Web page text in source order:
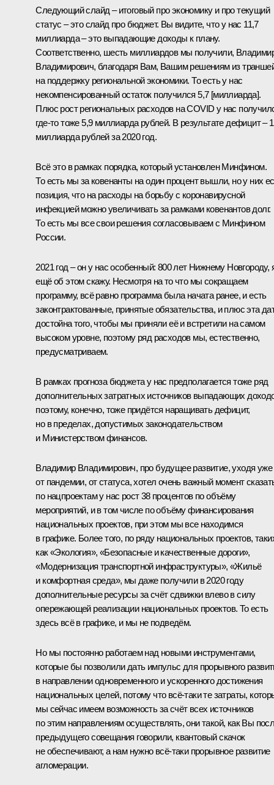
Следующий слайд – итоговый про экономику и про текущий
статус – это слайд про бюджет. Вы видите, что у нас 11,7
миллиарда – это выпадающие доходы к плану.
Соответственно, шесть миллиардов мы получили,
Владимирович, благодаря Вам, Вашим решениям из
на поддержку региональной экономики. То есть у нас
некомпенсированный остаток получился 5,7 [миллиарда].
Плюс рост региональных расходов на COVID у нас
где-то тоже 5,9 миллиарда рублей. В результате дефицит –
миллиарда рублей за 2020 год.
Всё это в рамках порядка, который установлен Минфином.
То есть мы за ковенанты на один процент вышли, но у них
позиция, что на расходы на борьбу с коронавирусной
инфекцией можно увеличивать за рамками ковенантов долг.
То есть мы все свои решения согласовываем с Минфином
России.
2021 год – он у нас особенный: 800 лет Нижнему Новгороду,
ещё об этом скажу. Несмотря на то что мы сокращаем
программу, всё равно программа была начата ранее, и есть
законтрактованные, принятые обязательства, и плюс эта
достойна того, чтобы мы приняли её и встретили на самом
высоком уровне, поэтому ряд расходов мы, естественно,
предусматриваем.
В рамках прогноза бюджета у нас предполагается тоже ряд
дополнительных затратных источников выпадающих
поэтому, конечно, тоже придётся наращивать дефицит,
но в пределах, допустимых законодательством
и Министерством финансов.
Владимир Владимирович, про будущее развитие, уходя уже
от пандемии, от статуса, хотел очень важный момент
по нацпроектам у нас рост 38 процентов по объёму
мероприятий, и в том числе по объёму финансирования
национальных проектов, при этом мы все находимся
в графике. Более того, по ряду национальных проектов,
как «Экология», «Безопасные и качественные дороги»,
«Модернизация транспортной инфраструктуры», «Жильё
и комфортная среда», мы даже получили в 2020 году
дополнительные ресурсы за счёт сдвижки влево в силу
опережающей реализации национальных проектов. То есть
здесь всё в графике, и мы не подведём.
Но мы постоянно работаем над новыми инструментами,
которые бы позволили дать импульс для прорывного
в направлении одновременного и ускоренного достижения
национальных целей, потому что всё-таки те затраты,
мы сейчас имеем возможность за счёт всех источников
по этим направлениям осуществлять, они такой, как Вы
предыдущего совещания говорили, квантовый скачок
не обеспечивают, а нам нужно всё-таки прорывное развитие
агломерации.